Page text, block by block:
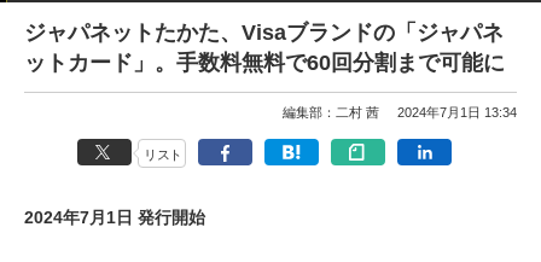
ジャパネットたかた、Visaブランドの「ジャパネ
ットカード」。手数料無料で60回分割まで可能に
編集部：二村 茜 2024年7月1日 13:34
リスト
2024年7月1日 発行開始